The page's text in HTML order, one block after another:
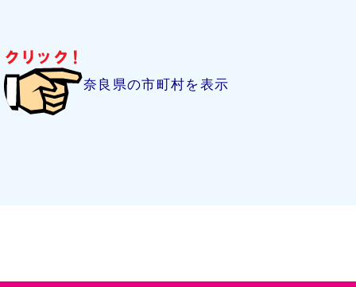
奈良県の市町村を表示